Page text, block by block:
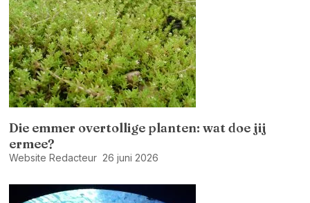
Die emmer overtollige planten: wat doe jij
ermee?
Website Redacteur 26 juni 2026